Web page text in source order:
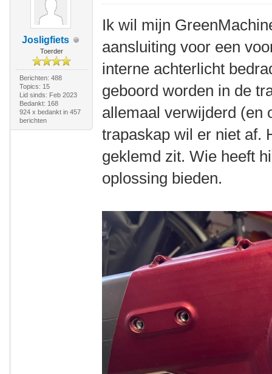
Josligfiets
Toerder
Berichten: 488
Topics: 15
Lid sinds: Feb 2023
Bedankt: 168
924 x bedankt in 457
berichten
Ik wil mijn
aansluiting voor een
interne achterlicht
geboord worden in de
allemaal verwijderd (en
trapaskap wil er niet af.
geklemd zit. Wie heeft
oplossing bieden.